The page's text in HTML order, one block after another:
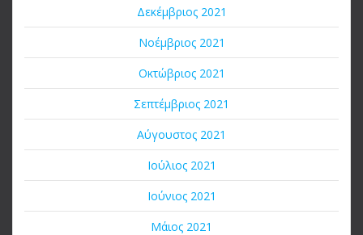
Δεκέμβριος 2021
Νοέμβριος 2021
Οκτώβριος 2021
Σεπτέμβριος 2021
Αύγουστος 2021
Ιούλιος 2021
Ιούνιος 2021
Μάιος 2021